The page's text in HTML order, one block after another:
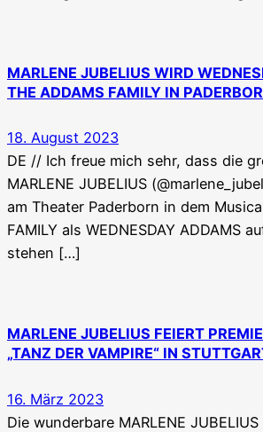
MARLENE JUBELIUS WIRD
THE ADDAMS FAMILY IN
18. August 2023
DE // Ich freue mich sehr, dass die
MARLENE JUBELIUS
am Theater Paderborn in dem
FAMILY als WEDNESDAY ADDAMS
stehen […]
MARLENE JUBELIUS FEIERT
„TANZ DER VAMPIRE“ IN
16. März 2023
Die wunderbare MARLENE JUBELIUS